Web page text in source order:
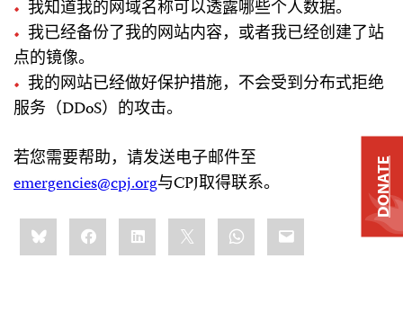
我知道我的网域名称可以透露哪些个人数据。
我已经备份了我的网站内容，或者我已经创建了站
点的镜像。
我的网站已经做好保护措施，不会受到分布式拒绝
服务（DDoS）的攻击。
若您需要帮助，请发送电子邮件至
emergencies@cpj.org与CPJ取得联系。
Share
this:BlueskyFacebookLinkedIn WhatsApp
Email
DONATE